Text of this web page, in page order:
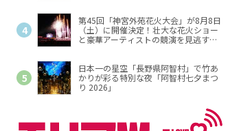
第45回「神宮外苑花火大会」が8月8日
（土）に開催決定！壮大な花火ショー
と豪華アーティストの競演を見逃す
日本一の星空「長野県阿智村」で竹あ
かりが彩る特別な夜「阿智村七夕まつ
り 2026」